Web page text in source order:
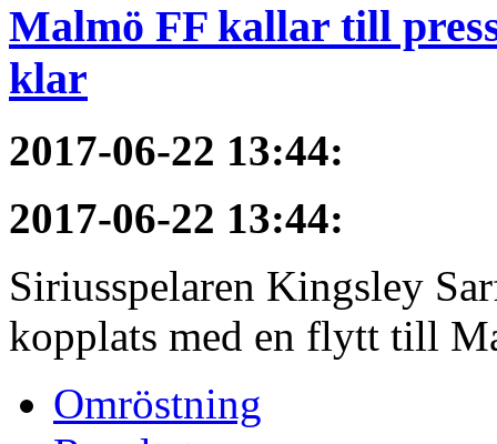
Malmö FF kallar till
klar
2017-06-22 13:44:
2017-06-22 13:44:
Siriusspelaren Kingsley
kopplats med en flytt till
Omröstning